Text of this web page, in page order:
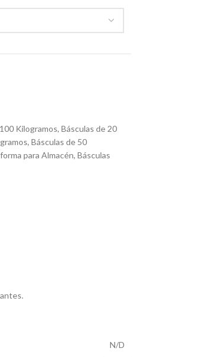
Kilogramos, Básculas de 20
, Básculas de 50
para Almacén, Básculas
N/D